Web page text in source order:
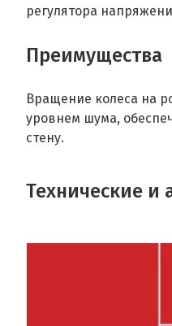
регулятора
Преимущества
Вращение колеса на
уровнем шума,
стену.
Технические и